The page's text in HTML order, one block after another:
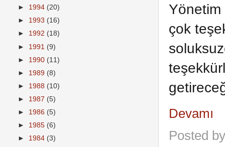
çok
Devamı
Posted
► 1994 (20)
► 1993 (16)
► 1992 (18)
► 1991 (9)
► 1990 (11)
► 1989 (8)
► 1988 (10)
► 1987 (5)
► 1986 (5)
► 1985 (6)
► 1984 (3)